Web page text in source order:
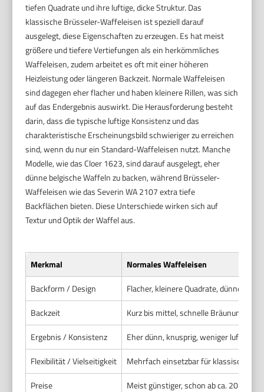
tiefen Quadrate und ihre luftige, dicke Struktur. Das
klassische Brüsseler-Waffeleisen ist speziell darauf
ausgelegt, diese Eigenschaften zu erzeugen. Es hat meist
größere und tiefere Vertiefungen als ein herkömmliches
Waffeleisen, zudem arbeitet es oft mit einer höheren
Heizleistung oder längeren Backzeit. Normale Waffeleisen
sind dagegen eher flacher und haben kleinere Rillen, was sich
auf das Endergebnis auswirkt. Die Herausforderung besteht
darin, dass die typische luftige Konsistenz und das
charakteristische Erscheinungsbild schwieriger zu erreichen
sind, wenn du nur ein Standard-Waffeleisen nutzt. Manche
Modelle, wie das Cloer 1623, sind darauf ausgelegt, eher
dünne belgische Waffeln zu backen, während Brüsseler-
Waffeleisen wie das Severin WA 2107 extra tiefe
Backflächen bieten. Diese Unterschiede wirken sich auf
Textur und Optik der Waffel aus.
Merkmal
Normales Waffeleisen
Backform / Design
Flacher, kleinere Quadrate, dünnere
Backzeit
Kurz bis mittel, schnelle Bräunung
Ergebnis / Konsistenz
Eher dünn, knusprig, weniger luftig
Flexibilität / Vielseitigkeit
Mehrfach einsetzbar für klassische
Preise
Meist günstiger, schon ab ca. 20 Euro